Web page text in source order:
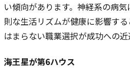
い傾向があります。神経系の病
則な生活リズムが健康に影響す
はまらない職業選択が成功への近
海王星が第6ハウス